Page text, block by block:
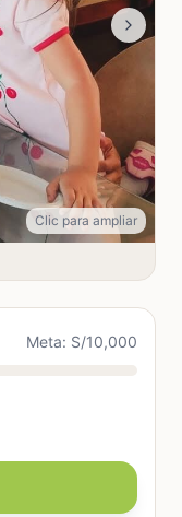
Clic para ampliar
Meta: S/10,000